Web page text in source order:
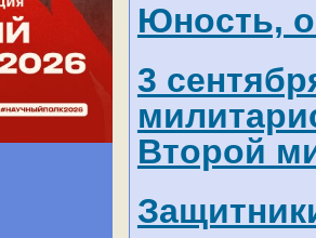
Юность,
3
Второй